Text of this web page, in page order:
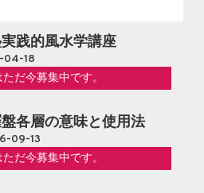
践的風水学講座
04-18
だ今募集中です。
各層の意味と使用法
09-13
だ今募集中です。